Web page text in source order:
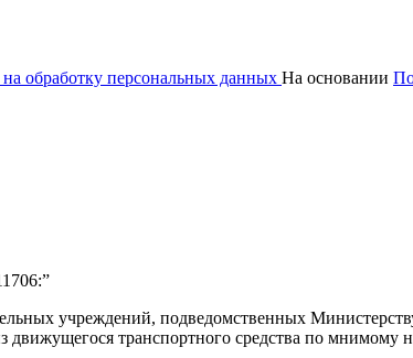
на обработку персональных данных На основании
учреждений, подведомственных
транспортного средства по мнимому